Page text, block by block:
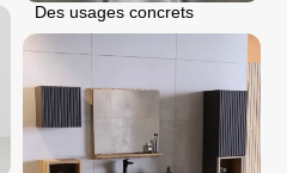
Des usages concrets